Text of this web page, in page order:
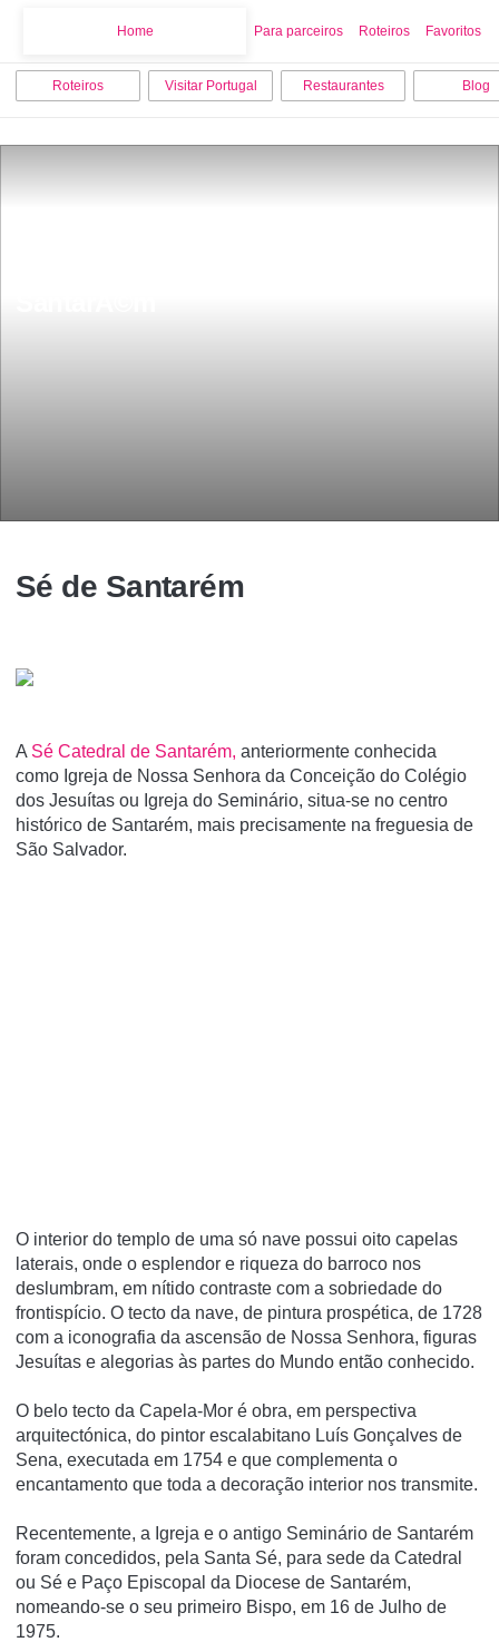
Home Para parceiros Roteiros Favoritos
Roteiros Visitar Portugal Restaurantes Blog
Sé de Santarém
A Sé Catedral de Santarém, anteriormente conhecida
como Igreja de Nossa Senhora da Conceição do Colégio
dos Jesuí­tas ou Igreja do Seminário, situa-se no centro
histórico de Santarém, mais precisamente na freguesia de
São Salvador.
O interior do templo de uma só nave possui oito capelas
laterais, onde o esplendor e riqueza do barroco nos
deslumbram, em nítido contraste com a sobriedade do
frontispício. O tecto da nave, de pintura prospética, de 1728
com a iconografia da ascensão de Nossa Senhora, figuras
Jesuítas e alegorias às partes do Mundo então conhecido.
O belo tecto da Capela-Mor é obra, em perspectiva
arquitectónica, do pintor escalabitano Luís Gonçalves de
Sena, executada em 1754 e que complementa o
encantamento que toda a decoração interior nos transmite.
Recentemente, a Igreja e o antigo Seminário de Santarém
foram concedidos, pela Santa Sé, para sede da Catedral
ou Sé e Paço Episcopal da Diocese de Santarém,
nomeando-se o seu primeiro Bispo, em 16 de Julho de
1975.